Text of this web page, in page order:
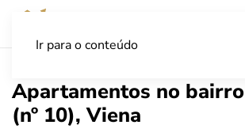
Ir para o conteúdo
Apartamentos no
(nº 10), Viena